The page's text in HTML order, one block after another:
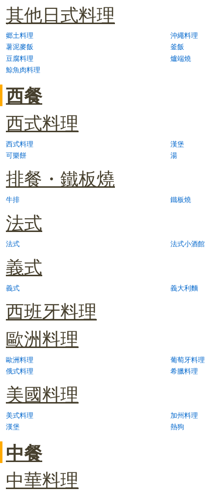
其他日式料理
郷土料理
沖繩料理
薯泥麥飯
釜飯
豆腐料理
爐端燒
鯨魚肉料理
西餐
西式料理
西式料理
漢堡
可樂餅
湯
排餐・鐵板燒
牛排 鐵板燒
法式
法式 法式小酒館
義式
義式 義大利麵
西班牙料理
歐洲料理
歐洲料理
葡萄牙料理
俄式料理
希臘料理
美國料理
美式料理
加州料理
漢堡
熱狗
中餐
中華料理